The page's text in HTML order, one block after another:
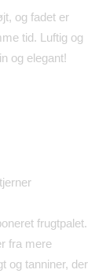
jt, og fadet er
tid. Luftig og
og elegant!
frugtpalet.
fra mere
og tanniner, der